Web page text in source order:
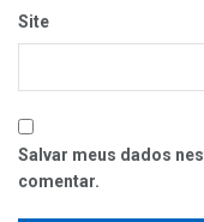
Site
Salvar meus dados
comentar.